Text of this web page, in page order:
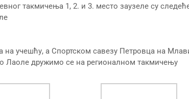
такмичења 1, 2. и 3. место заузеле су
на учешћу, а Спортском савезу Петровца на
Лаоле дружимо се на регионалном такмичењу